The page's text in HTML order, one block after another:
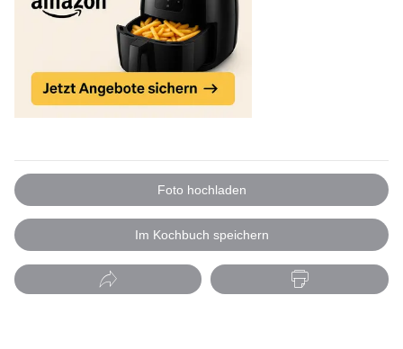
Foto hochladen
Im Kochbuch speichern